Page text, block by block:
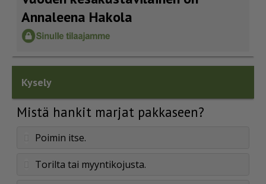
Annaleena Hakola
Kysely
Mistä hankit marjat pakkaseen?
Poimin itse.
Torilta tai myyntikojusta.